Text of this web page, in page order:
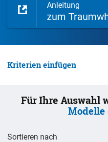
Anleitung
zum
Kriterien einfügen
Für Ihre Auswahl
Modelle
Sortieren nach